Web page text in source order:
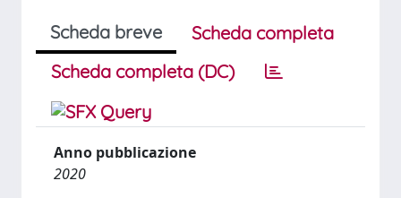
Scheda breve
Scheda completa
Scheda completa (DC)
Anno pubblicazione
2020